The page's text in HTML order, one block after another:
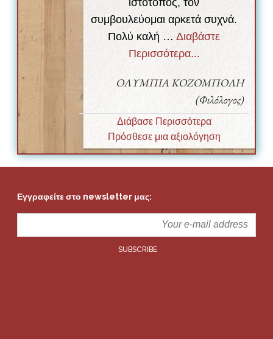
συμβουλεύομαι αρκετά συχνά.
Πολύ καλή … Διαβάστε
Περισσότερα...
ΟΛΥΜΠΙΑ ΚΟΖΟΜΠΟΛΗ
(Φιλόλογος)
Διάβασε Περισσότερα
Πρόσθεσε μια αξιολόγηση
Εγγραφείτε στο newsletter μας: